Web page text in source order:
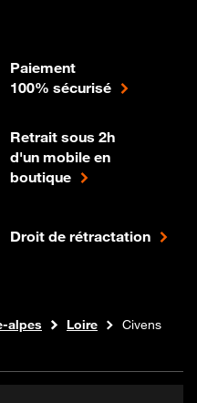
Paiement
100% sécurisé
Retrait sous 2h
d'un mobile en
boutique
Droit de rétractation
alpes Loire Civens